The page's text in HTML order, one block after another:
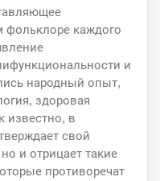
фольклоре каждого
и
народный опыт,
здоровая
известно, в
свой
и отрицает такие
противоречат